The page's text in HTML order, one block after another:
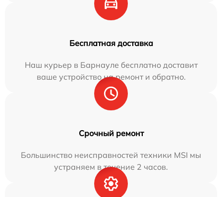
Бесплатная доставка
Наш курьер в Барнауле бесплатно доставит
ваше устройство на ремонт и обратно.
Срочный ремонт
Большинство неисправностей техники MSI мы
устраняем в течение 2 часов.